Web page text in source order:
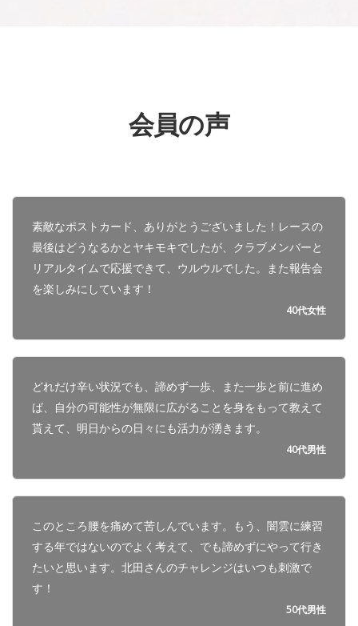
会員の声
素敵なポストカード、ありがとうございました！レースの
最後はどうなるかとヤキモキでしたが、クラブメンバーと
リアルタイムで応援できて、ウルウルでした。また報告会
を楽しみにしています！
40代女性
どれだけ辛い状況でも、諦めず一歩、また一歩と前に進め
ば、自分の可能性が無限に広がることを身をもって教えて
貰えて、明日からの日々にも活力が湧きます。
40代男性
このところ腰を痛めて苦しんでいます。もう、闇雲に練習
する年ではないのでよく考えて、でも諦めずにやって行き
たいと思います。北田さんのチャレンジはいつも刺激で
す！
50代男性